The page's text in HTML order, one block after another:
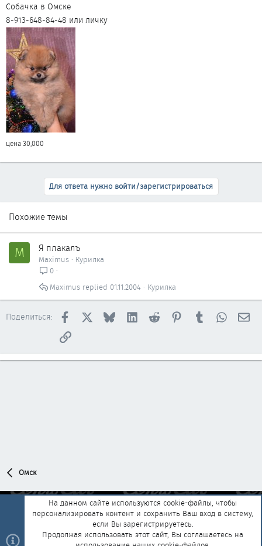
Собачка в Омске
8-913-648-84-48 или личку
цена 30,000
Для ответа нужно войти/зарегистрироваться
Похожие темы
M Я плакалъ
Maximus
Курилка
0
Курилка
01.11.2004
Maximus
Поделиться: Facebook BlueskyLinkedInReddit PinterestTumblr
Ссылка
Омск
Обратная связь
Условия и правила
Политика конфиденциальности
Помощь Главная
R
На данном сайте используются cookie-файлы, чтобы
персонализировать контент и сохранить Ваш вход в систему,
если Вы зарегистрируетесь.
Продолжая использовать этот сайт, Вы соглашаетесь на